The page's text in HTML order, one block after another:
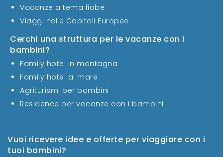
Vuoi ricevere idee e offerte per viaggiare con i
tuoi bambini?
Vacanze a tema fiabe
Viaggi nelle Capitali Europee
Cerchi una struttura per le vacanze con i
bambini?
Family hotel in montagna
Family hotel al mare
Agriturismi per bambini
Residence per vacanze con i bambini